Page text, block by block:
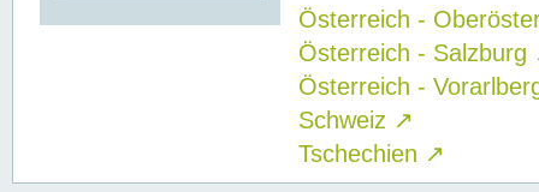
Österreich -
Österreich - Salzburg
Österreich -
Schweiz ↗
Tschechien ↗